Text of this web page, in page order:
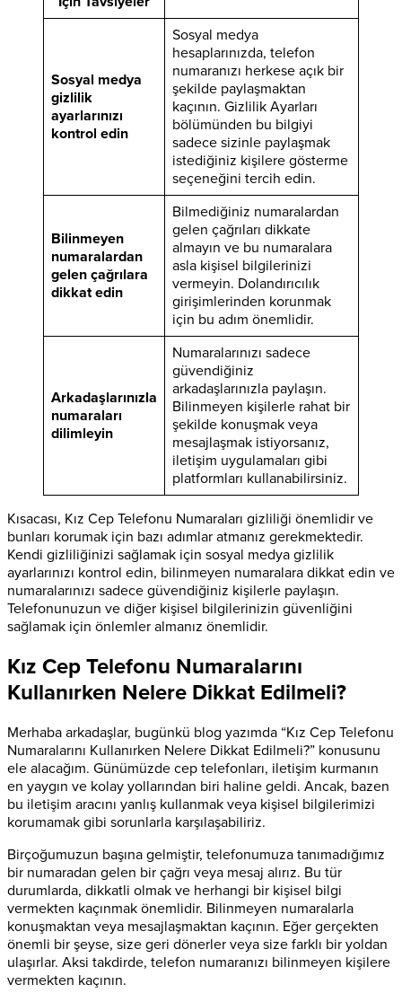
Sosyal medya
gizlilik
ayarlarınızı
kontrol edin
Sosyal medya
hesaplarınızda, telefon
numaranızı herkese açık bir
şekilde paylaşmaktan
kaçının. Gizlilik Ayarları
bölümünden bu bilgiyi
sadece sizinle paylaşmak
istediğiniz kişilere gösterme
seçeneğini tercih edin.
Bilinmeyen
numaralardan
gelen çağrılara
dikkat edin
Bilmediğiniz numaralardan
gelen çağrıları dikkate
almayın ve bu numaralara
asla kişisel bilgilerinizi
vermeyin. Dolandırıcılık
girişimlerinden korunmak
için bu adım önemlidir.
Arkadaşlarınızla
numaraları
dilimleyin
Numaralarınızı sadece
güvendiğiniz
arkadaşlarınızla paylaşın.
Bilinmeyen kişilerle rahat bir
şekilde konuşmak veya
mesajlaşmak istiyorsanız,
iletişim uygulamaları gibi
platformları kullanabilirsiniz.
Kısacası, Kız Cep Telefonu Numaraları gizliliği önemlidir ve
bunları korumak için bazı adımlar atmanız gerekmektedir.
Kendi gizliliğinizi sağlamak için sosyal medya gizlilik
ayarlarınızı kontrol edin, bilinmeyen numaralara dikkat edin ve
numaralarınızı sadece güvendiğiniz kişilerle paylaşın.
Telefonunuzun ve diğer kişisel bilgilerinizin güvenliğini
sağlamak için önlemler almanız önemlidir.
Kız Cep Telefonu Numaralarını
Kullanırken Nelere Dikkat Edilmeli?
Merhaba arkadaşlar, bugünkü blog yazımda “Kız Cep Telefonu
Numaralarını Kullanırken Nelere Dikkat Edilmeli?” konusunu
ele alacağım. Günümüzde cep telefonları, iletişim kurmanın
en yaygın ve kolay yollarından biri haline geldi. Ancak, bazen
bu iletişim aracını yanlış kullanmak veya kişisel bilgilerimizi
korumamak gibi sorunlarla karşılaşabiliriz.
Birçoğumuzun başına gelmiştir, telefonumuza tanımadığımız
bir numaradan gelen bir çağrı veya mesaj alırız. Bu tür
durumlarda, dikkatli olmak ve herhangi bir kişisel bilgi
vermekten kaçınmak önemlidir. Bilinmeyen numaralarla
konuşmaktan veya mesajlaşmaktan kaçının. Eğer gerçekten
önemli bir şeyse, size geri dönerler veya size farklı bir yoldan
ulaşırlar. Aksi takdirde, telefon numaranızı bilinmeyen kişilere
vermekten kaçının.